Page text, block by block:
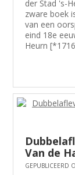
der Stad 's-
zware boek
van een
eind 18e
Heurn
Van de
GEPUBLICEERD